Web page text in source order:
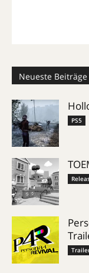
Neueste Beiträge
PS5